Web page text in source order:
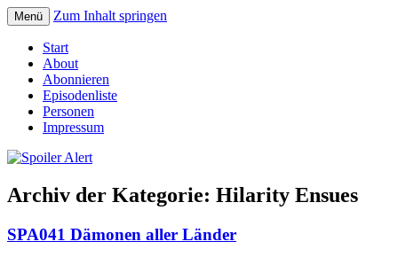
Spoiler Alert
Erfahrungshintergrund
Menü Zum Inhalt springen
Start
About
Abonnieren
Episodenliste
Personen
Impressum
Archiv der Kategorie: Hilarity Ensues
SPA041 Dämonen aller Länder